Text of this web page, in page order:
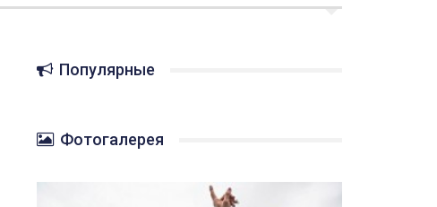
Популярные
Фотогалерея